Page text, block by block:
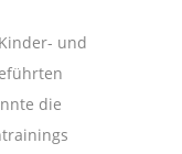
und
die